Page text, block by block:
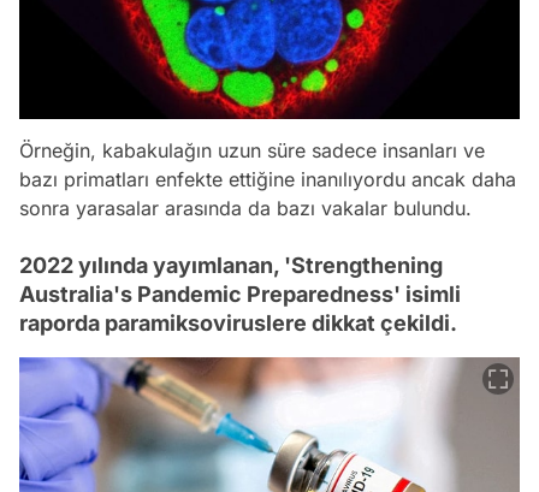
Örneğin, kabakulağın uzun süre sadece insanları ve
bazı primatları enfekte ettiğine inanılıyordu ancak daha
sonra yarasalar arasında da bazı vakalar bulundu.
2022 yılında yayımlanan, 'Strengthening
Australia's Pandemic Preparedness' isimli
raporda paramiksoviruslere dikkat çekildi.